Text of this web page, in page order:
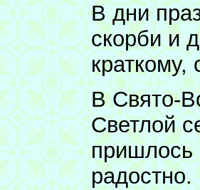
В дни
скорби и
краткому,
В Свято-
Светлой
пришлось
радостно.